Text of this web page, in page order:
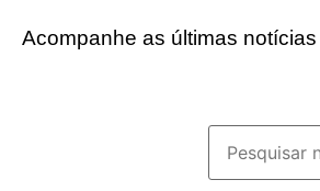
Acompanhe as últimas